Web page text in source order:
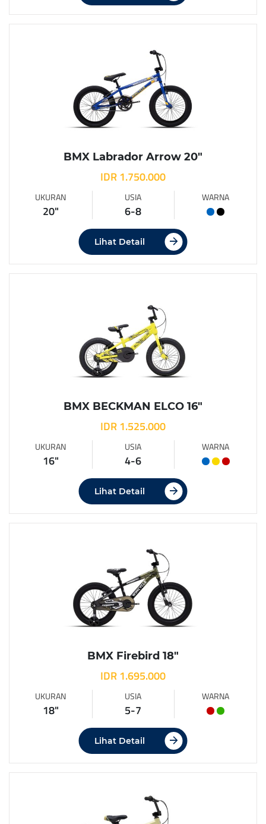
BMX Labrador Arrow 20″
IDR 1.750.000
UKURAN
20"
USIA
6-8
WARNA
Lihat Detail
BMX BECKMAN ELCO 16″
IDR 1.525.000
UKURAN
16"
USIA
4-6
WARNA
Lihat Detail
BMX Firebird 18″
IDR 1.695.000
UKURAN
18"
USIA
5-7
WARNA
Lihat Detail